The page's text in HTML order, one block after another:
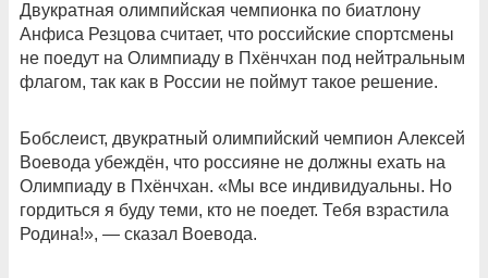
Двукратная олимпийская чемпионка по биатлону
Анфиса Резцова считает, что российские спортсмены
не поедут на Олимпиаду в Пхёнчхан под нейтральным
флагом, так как в России не поймут такое решение.
Бобслеист, двукратный олимпийский чемпион Алексей
Воевода убеждён, что россияне не должны ехать на
Олимпиаду в Пхёнчхан. «Мы все индивидуальны. Но
гордиться я буду теми, кто не поедет. Тебя взрастила
Родина!», — сказал Воевода.